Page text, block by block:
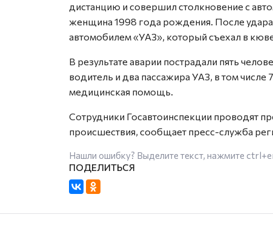
дистанцию и совершил столкновение с
женщина 1998 года рождения. После удара
автомобилем «УАЗ», который съехал в
В результате аварии пострадали пять
водитель и два пассажира УАЗ, в том
медицинская помощь.
Сотрудники Госавтоинспекции проводят
происшествия, сообщает пресс-служба
Нашли ошибку? Выделите текст, нажмите